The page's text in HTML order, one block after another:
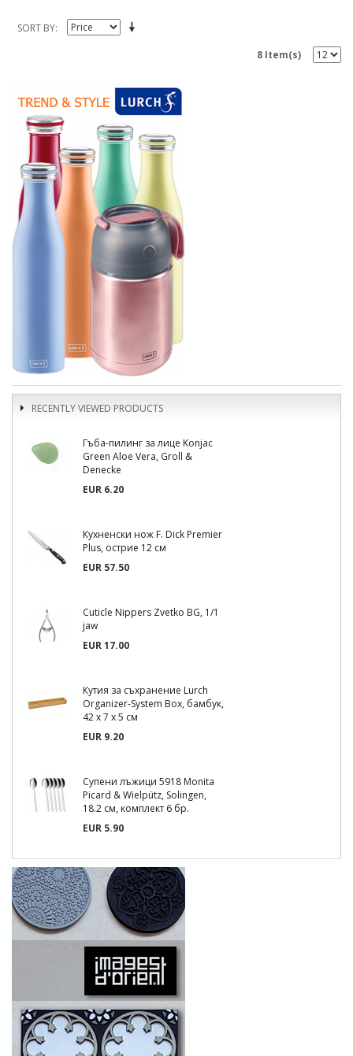
SORT BY
8 Item(s)
RECENTLY VIEWED PRODUCTS
Гъба-пилинг за лице Konjac
Green Aloe Vera, Groll &
Denecke
EUR 6.20
Кухненски нож F. Dick Premier
Plus, острие 12 см
EUR 57.50
Cuticle Nippers Zvetko BG, 1/1
jaw
EUR 17.00
Кутия за съхранение Lurch
Organizer-System Box, бамбук,
42 х 7 х 5 см
EUR 9.20
Супени лъжици 5918 Monita
Picard & Wielpütz, Solingen,
18.2 см, комплект 6 бр.
EUR 5.90